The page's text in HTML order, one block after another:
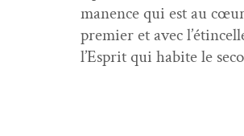
ma­nence qui est au
pre­mier et avec
l’E­sprit qui habite le